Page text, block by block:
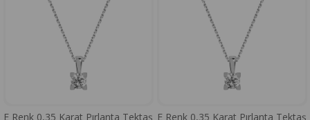
E Renk 0,35 Karat Pırlanta Tektaş E Renk 0,35 Karat Pırlanta Tektaş